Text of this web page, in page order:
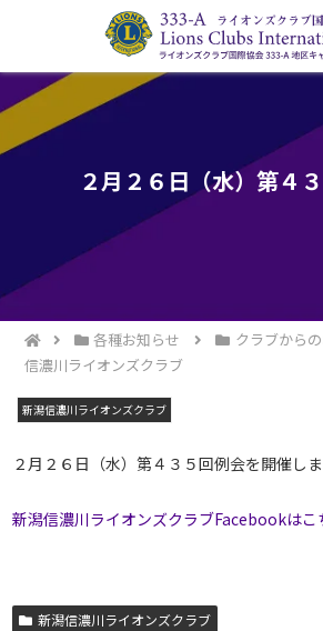
ライオンズクラブ国際協会333-A地区の活動
２月２６日（水）第４
各種お知らせ クラブから
信濃川ライオンズクラブ
新潟信濃川ライオンズクラブ
２月２６日（水）第４３５回例会を開催しま
新潟信濃川ライオンズクラブFacebookはこ
新潟信濃川ライオンズクラブ